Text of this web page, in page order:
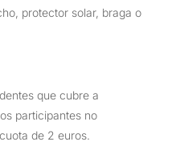
protector solar, braga o
que cubre a
participantes no
de 2 euros.